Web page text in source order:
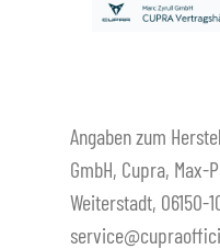
Angaben zum
GmbH, Cupra, Max-
Weiterstadt, 06150-